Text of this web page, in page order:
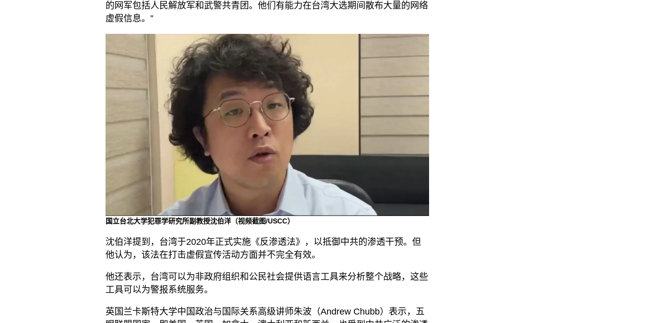
的网军包括人民解放军和武警共青团。他们有能力在台湾大选期间散布大量的网络
虚假信息。”
国立台北大学犯罪学研究所副教授沈伯洋（视频截图/USCC）
沈伯洋提到，台湾于2020年正式实施《反渗透法》，以抵御中共的渗透干预。但
他认为，该法在打击虚假宣传活动方面并不完全有效。
他还表示，台湾可以为非政府组织和公民社会提供语言工具来分析整个战略，这些
工具可以为警报系统服务。
英国兰卡斯特大学中国政治与国际关系高级讲师朱波（Andrew Chubb）表示，五